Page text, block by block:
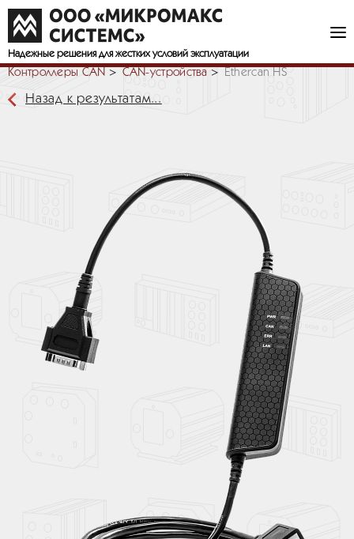
Надежные решения для жестких условий эксплуатации
Контроллеры CAN СAN-устройства Ethercan HS
Назад к результатам...